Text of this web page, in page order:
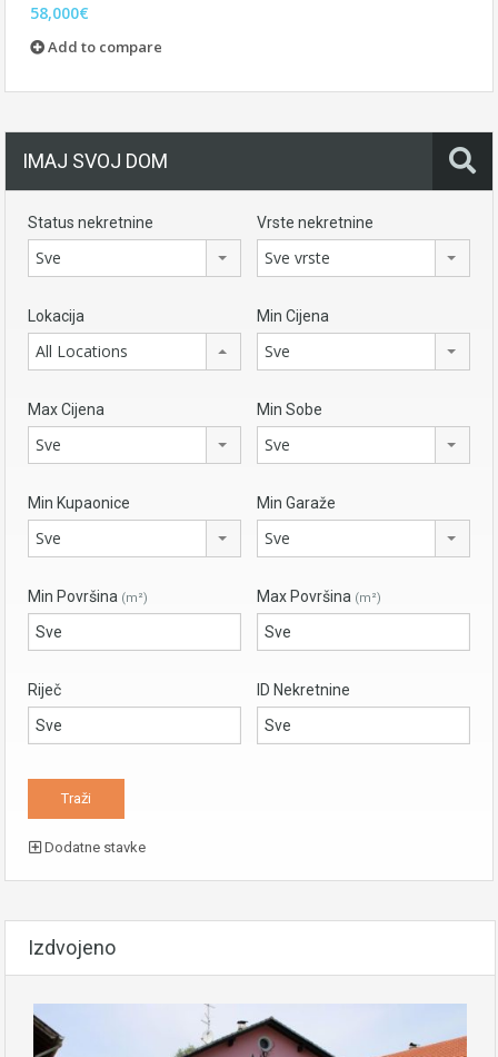
58,000€
Add to compare
IMAJ SVOJ DOM
Status nekretnine
Sve
Vrste nekretnine
Sve vrste
Lokacija
All Locations
Min Cijena
Sve
Max Cijena
Sve
Min Sobe
Sve
Min Kupaonice
Sve
Min Garaže
Sve
Min Površina (m²) Max Površina (m²)
Riječ ID Nekretnine
Dodatne stavke
Izdvojeno